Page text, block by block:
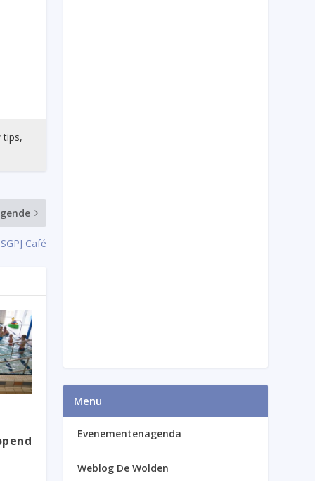
tips,
Café
Menu
Evenementenagenda
Weblog De Wolden